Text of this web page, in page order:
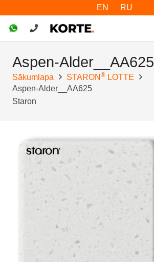
EN RU
Aspen-Alder__AA625
Sākumlapa STARON® LOTTE
Aspen-Alder__AA625
Staron